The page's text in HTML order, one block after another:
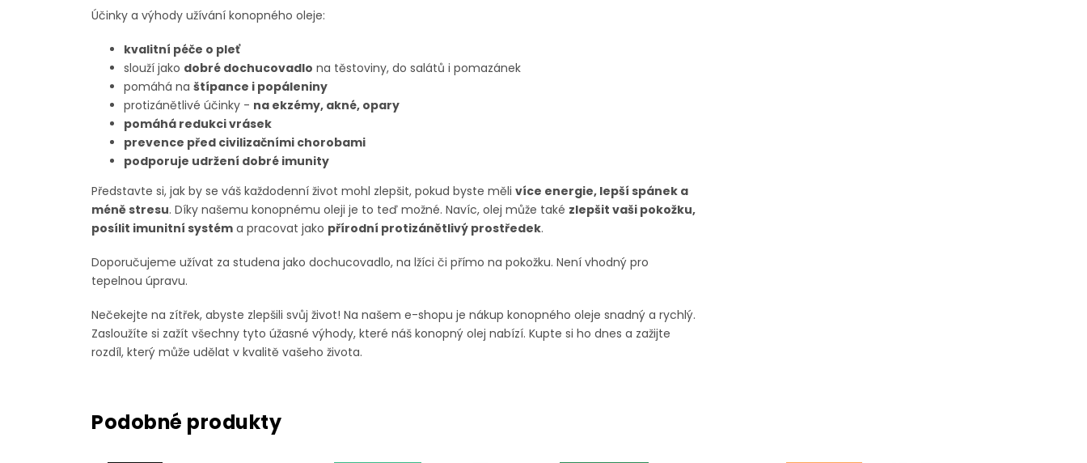
Účinky a výhody užívání konopného oleje:
kvalitní péče o pleť
slouží jako dobré dochucovadlo na těstoviny, do salátů i pomazánek
pomáhá na štípance i popáleniny
protizánětlivé účinky - na ekzémy, akné, opary
pomáhá redukci vrásek
prevence před civilizačními chorobami
podporuje udržení dobré imunity
Představte si, jak by se váš každodenní život mohl zlepšit, pokud byste měli více energie, lepší spánek a
méně stresu. Díky našemu konopnému oleji je to teď možné. Navíc, olej může také zlepšit vaši pokožku,
posílit imunitní systém a pracovat jako přírodní protizánětlivý prostředek.
Doporučujeme užívat za studena jako dochucovadlo, na lžíci či přímo na pokožku. Není vhodný pro
tepelnou úpravu.
Nečekejte na zítřek, abyste zlepšili svůj život! Na našem e-shopu je nákup konopného oleje snadný a rychlý.
Zasloužíte si zažít všechny tyto úžasné výhody, které náš konopný olej nabízí. Kupte si ho dnes a zažijte
rozdíl, který může udělat v kvalitě vašeho života.